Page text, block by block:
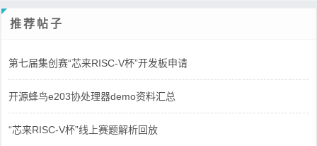
推荐帖子
第七届集创赛“芯来RISC-V杯”开发板申请
开源蜂鸟e203协处理器demo资料汇总
“芯来RISC-V杯”线上赛题解析回放